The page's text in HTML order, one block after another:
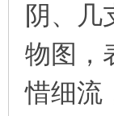
阴、几
物图，
惜细流